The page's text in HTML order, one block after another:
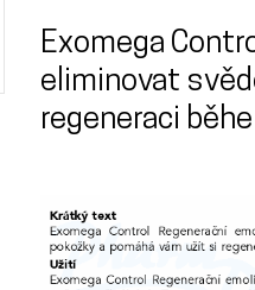
Exomega
eliminovat
regeneraci